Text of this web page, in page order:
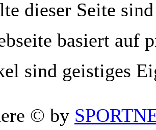
dieser Seite
basiert auf
sind geistiges
© by